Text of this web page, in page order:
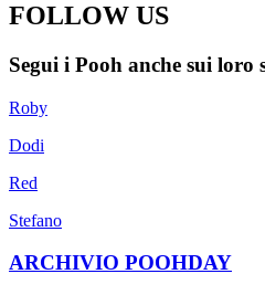
FOLLOW US
Segui i Pooh anche sui loro
Roby
Dodi
Red
Stefano
ARCHIVIO POOHDAY